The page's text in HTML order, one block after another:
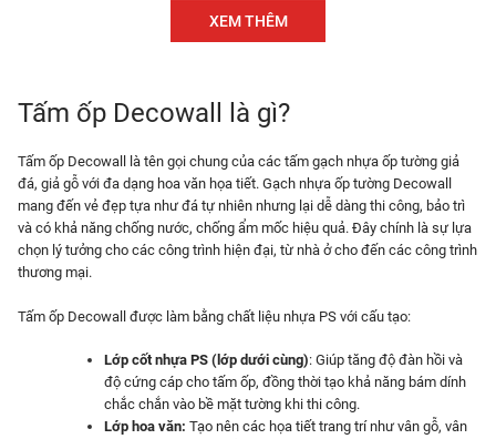
XEM THÊM
Tấm ốp Decowall là gì?
Tấm ốp Decowall là tên gọi chung của các tấm gạch nhựa ốp tường giả
đá, giả gỗ với đa dạng hoa văn họa tiết. Gạch nhựa ốp tường Decowall
mang đến vẻ đẹp tựa như đá tự nhiên nhưng lại dễ dàng thi công, bảo trì
và có khả năng chống nước, chống ẩm mốc hiệu quả. Đây chính là sự lựa
chọn lý tưởng cho các công trình hiện đại, từ nhà ở cho đến các công trình
thương mại.
Tấm ốp Decowall được làm bằng chất liệu nhựa PS với cấu tạo:
Lớp cốt nhựa PS (lớp dưới cùng): Giúp tăng độ đàn hồi và
độ cứng cáp cho tấm ốp, đồng thời tạo khả năng bám dính
chắc chắn vào bề mặt tường khi thi công.
Lớp hoa văn: Tạo nên các họa tiết trang trí như vân gỗ, vân